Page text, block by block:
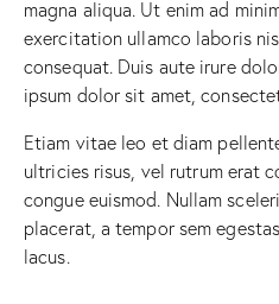
magna aliqua. Ut enim ad
exercitation ullamco laboris
consequat. Duis aute irure
ipsum dolor sit amet,
Etiam vitae leo et diam
ultricies risus, vel rutrum erat
congue euismod. Nullam
placerat, a tempor sem
lacus.